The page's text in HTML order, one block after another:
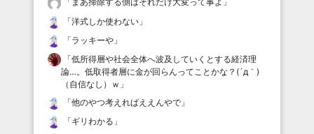
「洋式しか使わない 」
「ラッキーや 」
「低所得層や社会全体へ波及していくとする経済理
論…。低取得者層に金が回らんってことかな？(´д｀)
（自信なし）ｗ 」
「他のやつ考えればええんやで 」
「ギリわかる 」